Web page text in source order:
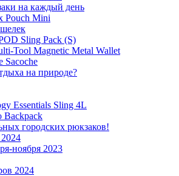
на каждый день
Pouch Mini
Sling Pack (S)
Tool Magnetic Metal Wallet
Sacoche
на природе?
Essentials Sling 4L
городских рюкзаков!
ноября 2023
2024